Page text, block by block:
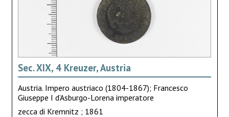
Sec. XIX, 4 Kreuzer, Austria
Austria. Impero austriaco (1804-1867); Francesco
Giuseppe I d’Asburgo-Lorena imperatore
zecca di Kremnitz ; 1861